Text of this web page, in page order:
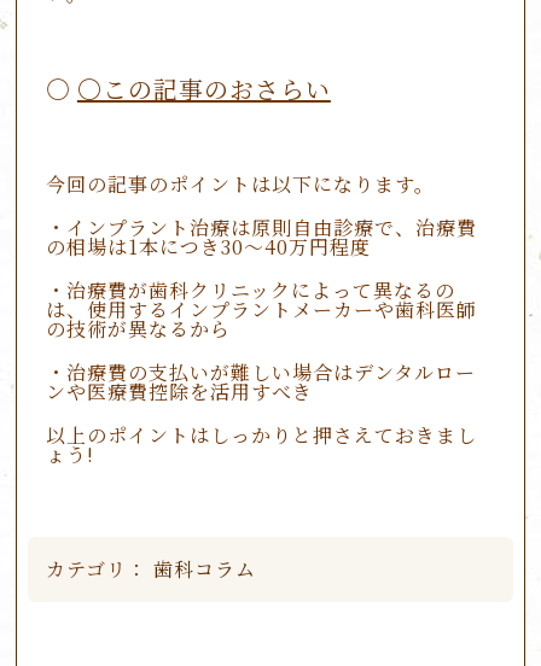
〇この記事のおさらい
今回の記事のポイントは以下になります。
・インプラント治療は原則自由診療で、治療費
の相場は1本につき30～40万円程度
・治療費が歯科クリニックによって異なるの
は、使用するインプラントメーカーや歯科医師
の技術が異なるから
・治療費の支払いが難しい場合はデンタルロー
ンや医療費控除を活用すべき
以上のポイントはしっかりと押さえておきまし
ょう!
カテゴリ： 歯科コラム